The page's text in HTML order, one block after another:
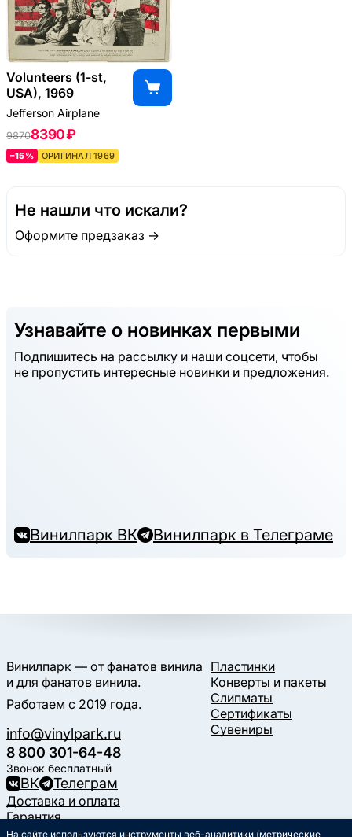
Volunteers (1-st,
USA), 1969
Jefferson Airplane
98708390 ₽
–15% ОРИГИНАЛ 1969
Не нашли что искали?
Оформите предзаказ →
Узнавайте о новинках первыми
Подпишитесь на рассылку и наши соцсети, чтобы
не пропустить интересные новинки и предложения.
Винилпарк ВК Винилпарк в Телеграме
Винилпарк — от фанатов винила
и для фанатов винила.
Работаем с 2019 года.
info@vinylpark.ru
8 800 301-64-48
Звонок бесплатный
ВК Телеграм
Пластинки
Конверты и пакеты
Слипматы
Сертификаты
Сувениры
Доставка и оплата
Гарантия
Контакты
На сайте используются инструменты веб-аналитики (метрические